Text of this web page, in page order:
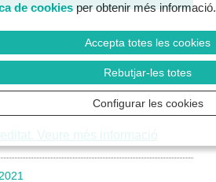
de cookiesper obtenir més informació.
Accepta totes les cookies
Rebutjar-les totes
Configurar les cookies